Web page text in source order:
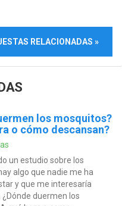
RELACIONADAS »
los mosquitos?
o cómo descansan?
un estudio sobre los
algo que nadie me ha
y que me interesaría
duermen los